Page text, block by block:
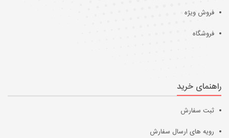
فروش ویژه
فروشگاه
راهنمای خرید
ثبت سفارش
رویه های ارسال سفارش